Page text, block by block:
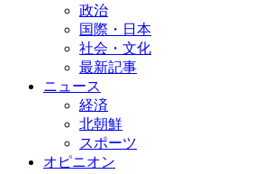
政治
国際・日本
社会・文化
最新記事
ニュース
経済
北朝鮮
スポーツ
オピニオン